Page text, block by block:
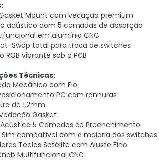
Mount com vedação premium
acústico com 5 camadas de absorção
em alumínio CNC
Swap total para troca de switches
RGB vibrante sob o PCB
Técnicas:
Mecânico com Fio
PC com ranhuras
de 1.2mm
Gasket
5 Camadas de Preenchimento
compatível com a maioria dos switches
Teclas Satélite com Ajuste Fino
Multifuncional CNC